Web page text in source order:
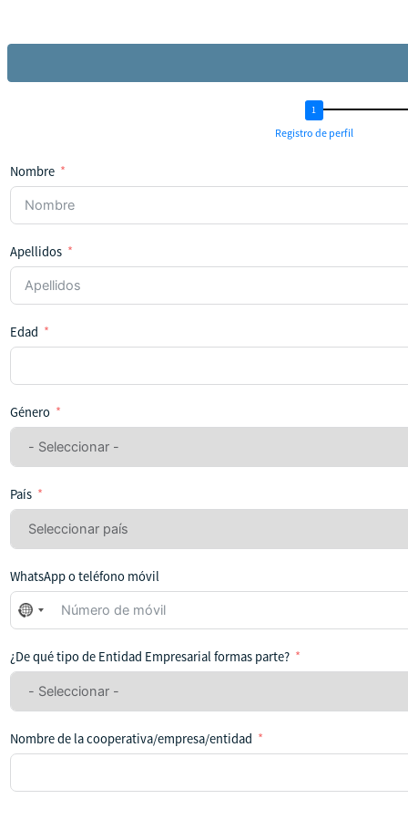
Registro de perfil
Nombre
Apellidos
Edad
Género
País
WhatsApp o teléfono móvil
No
se
seleccionado
ningún
¿De qué tipo de Entidad Empresarial formas parte?
Nombre de la cooperativa/empresa/entidad